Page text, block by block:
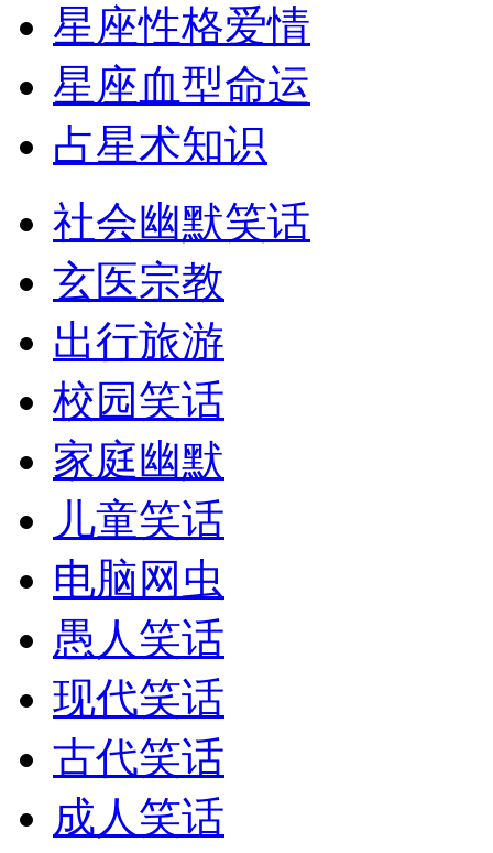
星座性格爱情
星座血型命运
占星术知识
社会幽默笑话
玄医宗教
出行旅游
校园笑话
家庭幽默
儿童笑话
电脑网虫
愚人笑话
现代笑话
古代笑话
成人笑话